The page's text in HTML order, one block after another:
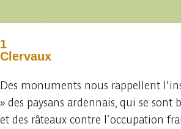
1
Clervaux
Des monuments nous rappellent
» des paysans ardennais, qui se sont
et des râteaux contre l’occupation